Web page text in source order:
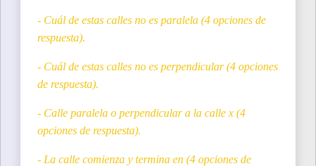
- Cuál de estas calles no es paralela (4 opciones de
respuesta).
- Cuál de estas calles no es perpendicular (4 opciones
de respuesta).
- Calle paralela o perpendicular a la calle x (4
opciones de respuesta).
- La calle comienza y termina en (4 opciones de